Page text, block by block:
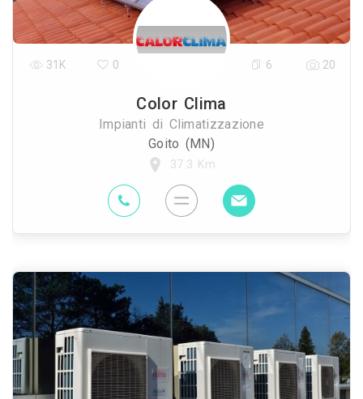
Color Clima
Impianti di Climatizzazione
Goito (MN)
37.3 Km
31K 0 6 20